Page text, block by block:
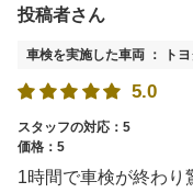
投稿者さん
車検を実施した車両 ： ト
5.0
スタッフの対応：5
価格：5
1時間で車検が終わり